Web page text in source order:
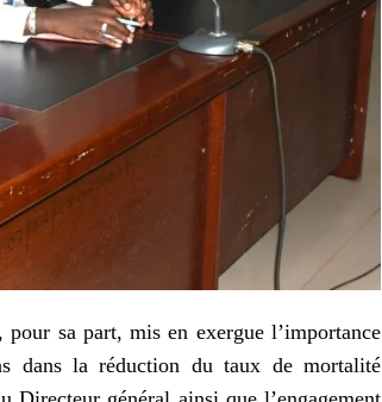
sa part, mis en exergue l’importance
dans la réduction du taux de mortalité